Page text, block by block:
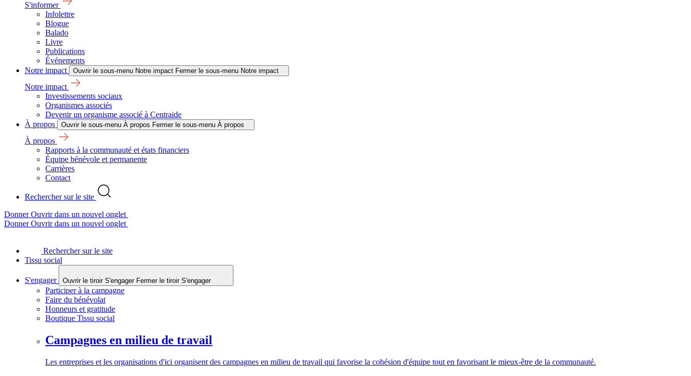
S'informer
Infolettre
Blogue
Balado
Livre
Publications
Événements
Notre impact
Ouvrir le sous-menu Notre impact Fermer le sous-menu Notre impact
Notre impact
Investissements sociaux
Organismes associés
Devenir un organisme associé à Centraide
À propos
Ouvrir le sous-menu À propos Fermer le sous-menu À propos
À propos
Rapports à la communauté et états financiers
Équipe bénévole et permanente
Carrières
Contact
Rechercher sur le site
DonnerOuvrir dans un nouvel onglet
DonnerOuvrir dans un nouvel onglet
Rechercher sur le site
Tissu social
S'engager Ouvrir le tiroir S'engager Fermer le tiroir S'engager
Participer à la campagne
Faire du bénévolat
Honneurs et gratitude
Boutique Tissu social
Campagnes en milieu de travail
Les entreprises et les organisations d'ici organisent des campagnes en milieu de travail qui favorise la cohésion d'équipe tout en favorisant le mieux-être de la communauté.